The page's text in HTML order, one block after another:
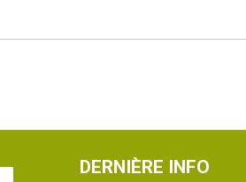
DERNIÈRE INFO